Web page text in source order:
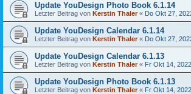
Update YouDesign Photo Book 6.1.14
Letzter Beitrag von Kerstin Thaler« Do Okt 27,
Update YouDesign Calendar 6.1.14
Letzter Beitrag von Kerstin Thaler« Do Okt 27,
Update YouDesign Calendar 6.1.13
Letzter Beitrag von Kerstin Thaler« Fr Okt 14,
Update YouDesign Photo Book 6.1.13
Letzter Beitrag von Kerstin Thaler« Fr Okt 14,